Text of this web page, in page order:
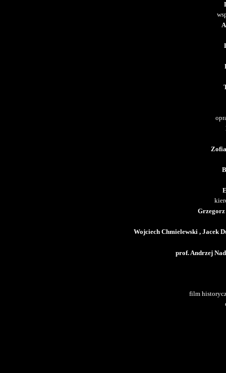
Wojciech Chmielewski , Jacek
prof. Andrzej
film